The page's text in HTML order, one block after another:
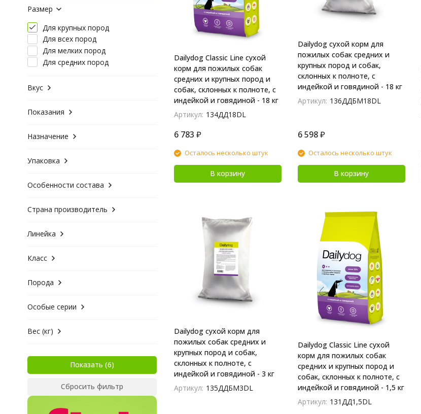
Dailydog Classic Line сухой
корм для пожилых собак
средних и крупных пород и
собак, склонных к полноте, с
индейкой и говядиной - 18 кг
Артикул: 134ДД18DL
6 783 ₽
Осталось несколько штук
В корзину
Dailydog сухой корм для
пожилых собак средних и
крупных пород и собак,
склонных к полноте, с
индейкой и говядиной - 18 кг
Артикул: 136ДДБМ18DL
6 598 ₽
Осталось несколько штук
В корзину
Dailydog сухой корм для
пожилых собак средних и
крупных пород и собак,
склонных к полноте, с
индейкой и говядиной - 3 кг
Артикул: 135ДДБМ3DL
Dailydog Classic Line сухой
корм для пожилых собак
средних и крупных пород и
собак, склонных к полноте, с
индейкой и говядиной - 1,5 кг
Артикул: 131ДД1,5DL
Размер
Для всех пород
Для крупных пород
Для мелких пород
Для средних пород
Вкус
Показания
Назначение
Упаковка
Особенности состава
Страна производитель
Линейка
Класс
Порода
Особые серии
Вес (кг)
Показать
Сбросить фильтр